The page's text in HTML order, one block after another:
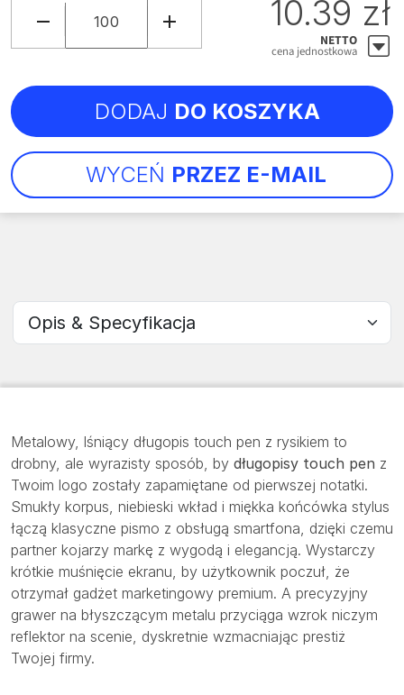
Metalowy, lśniący długopis touch pen z rysikiem to
drobny, ale wyrazisty sposób, by długopisy touch pen z
Twoim logo zostały zapamiętane od pierwszej notatki.
Smukły korpus, niebieski wkład i miękka końcówka stylus
łączą klasyczne pismo z obsługą smartfona, dzięki czemu
partner kojarzy markę z wygodą i elegancją. Wystarczy
krótkie muśnięcie ekranu, by użytkownik poczuł, że
otrzymał gadżet marketingowy premium. A precyzyjny
grawer na błyszczącym metalu przyciąga wzrok niczym
reflektor na scenie, dyskretnie wzmacniając prestiż
Twojej firmy.
Wybierz sekcję
10.39 zł
NETTO
cena jednostkowa
WYCEŃ PRZEZ E-MAIL
DODAJ DO KOSZYKA